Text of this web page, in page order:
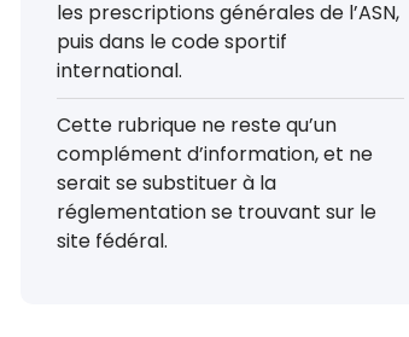
les prescriptions générales de l’ASN,
puis dans le code sportif
international.
Cette rubrique ne reste qu’un
complément d’information, et ne
serait se substituer à la
réglementation se trouvant sur le
site fédéral.